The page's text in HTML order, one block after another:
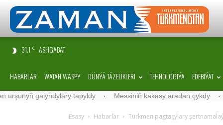
31.1 C ASHGABAT
HABARLAR WATAN WASPY DÜNÝÄ TÄZELIKLERI TEHNOLOGIÝA EDEBIÝAT
galyndylary tapyldy · Messiniň kakasy aradan çykdy ·
Esasy Habarlar Türkmen pagtaçylary